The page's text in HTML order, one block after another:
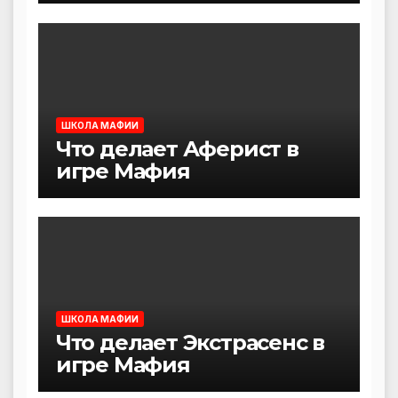
ШКОЛА МАФИИ
Что делает Аферист в
игре Мафия
ШКОЛА МАФИИ
Что делает Экстрасенс в
игре Мафия